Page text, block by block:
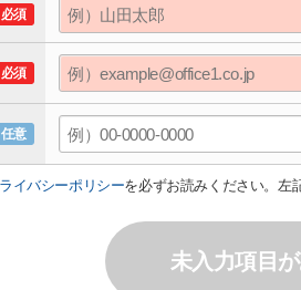
必須
必須
任意
イバシーポリシーを必ずお読みください。左
未入力項目